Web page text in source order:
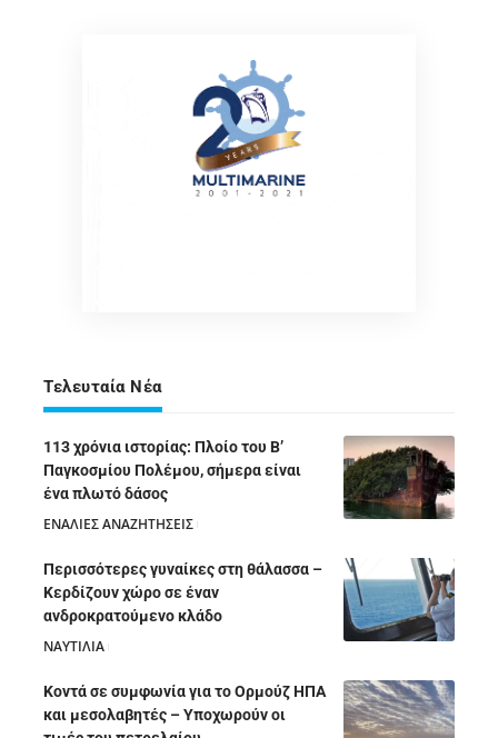
Τελευταία Νέα
113 χρόνια ιστορίας: Πλοίο του Β’
Παγκοσμίου Πολέμου, σήμερα είναι
ένα πλωτό δάσος
ΕΝΑΛΙΕΣ ΑΝΑΖΗΤΗΣΕΙΣ
Περισσότερες γυναίκες στη θάλασσα –
Κερδίζουν χώρο σε έναν
ανδροκρατούμενο κλάδο
ΝΑΥΤΙΛΙΑ
Κοντά σε συμφωνία για το Ορμούζ ΗΠΑ
και μεσολαβητές – Υποχωρούν οι